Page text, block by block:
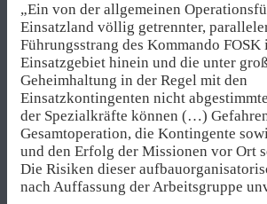
„Ein von der allgemeinen
Einsatzland völlig getrennter,
Führungsstrang des Kommando FOSK
Einsatzgebiet hinein und die unter
Geheimhaltung in der Regel mit den
Einsatzkontingenten nicht
der Spezialkräfte können (…)
Gesamtoperation, die Kontingente
und den Erfolg der Missionen vor Ort
Die Risiken dieser
nach Auffassung der Arbeitsgruppe